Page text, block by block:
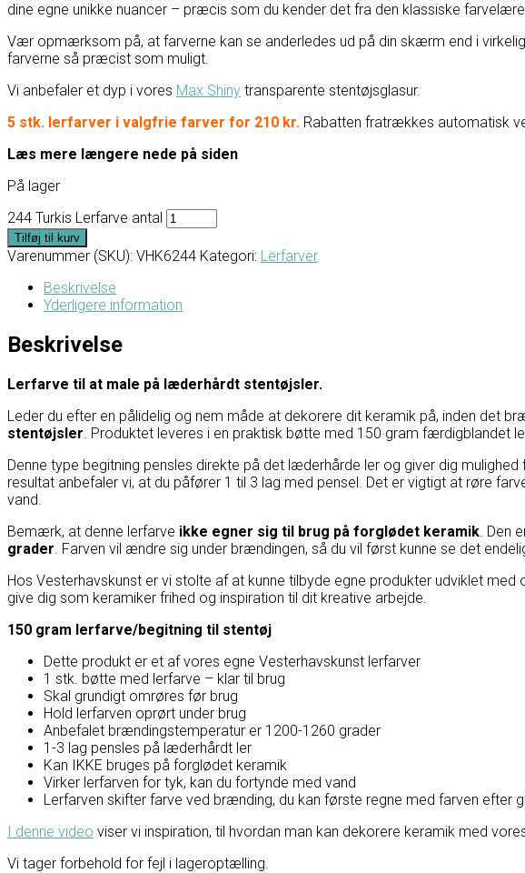
dine egne unikke nuancer – præcis som du kender det fra den klassiske farvelære.
Vær opmærksom på, at farverne kan se anderledes ud på din skærm end i
farverne så præcist som muligt.
Vi anbefaler et dyp i vores Max Shiny transparente stentøjsglasur.
5 stk. lerfarver i valgfrie farver for 210 kr. Rabatten fratrækkes automatisk
Læs mere længere nede på siden
På lager
244 Turkis Lerfarve antal
Tilføj til kurv
Varenummer (SKU): VHK6244 Kategori: Lerfarver
Beskrivelse
Yderligere information
Beskrivelse
Lerfarve til at male på læderhårdt stentøjsler.
Leder du efter en pålidelig og nem måde at dekorere dit keramik på, inden det
stentøjsler . Produktet leveres i en praktisk bøtte med 150 gram færdigblandet
Denne type begitning pensles direkte på det læderhårde ler og giver dig
resultat anbefaler vi, at du påfører 1 til 3 lag med pensel. Det er vigtigt at røre
vand.
Bemærk, at denne lerfarve ikke egner sig til brug på forglødet keramik .
grader . Farven vil ændre sig under brændingen, så du vil først kunne se det
Hos Vesterhavskunst er vi stolte af at kunne tilbyde egne produkter udviklet
give dig som keramiker frihed og inspiration til dit kreative arbejde.
150 gram lerfarve/begitning til stentøj
Dette produkt er et af vores egne Vesterhavskunst lerfarver
1 stk. bøtte med lerfarve – klar til brug
Skal grundigt omrøres før brug
Hold lerfarven oprørt under brug
Anbefalet brændingstemperatur er 1200-1260 grader
1-3 lag pensles på læderhårdt ler
Kan IKKE bruges på forglødet keramik
Virker lerfarven for tyk, kan du fortynde med vand
Lerfarven skifter farve ved brænding, du kan første regne med farven efter
I denne video viser vi inspiration, til hvordan man kan dekorere keramik med
Vi tager forbehold for fejl i lageroptælling.